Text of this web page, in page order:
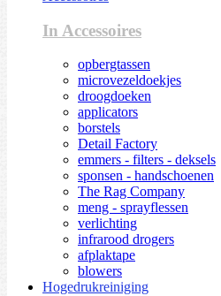
In Accessoires
opbergtassen
microvezeldoekjes
droogdoeken
applicators
borstels
Detail Factory
emmers - filters - deksels
sponsen - handschoenen
The Rag Company
meng - sprayflessen
verlichting
infrarood drogers
afplaktape
blowers
Hogedrukreiniging